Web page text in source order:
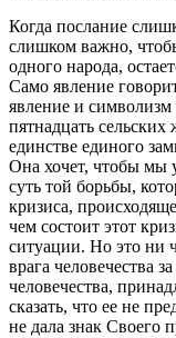
Когда послание
слишком важно,
одного народа,
Само явление
явление и
пятнадцать
единстве единого
Она хочет, чтобы мы
суть той борьбы,
кризиса,
чем состоит этот
ситуации. Но это ни
врага человечества
человечества,
сказать, что ее не
не дала знак Своего